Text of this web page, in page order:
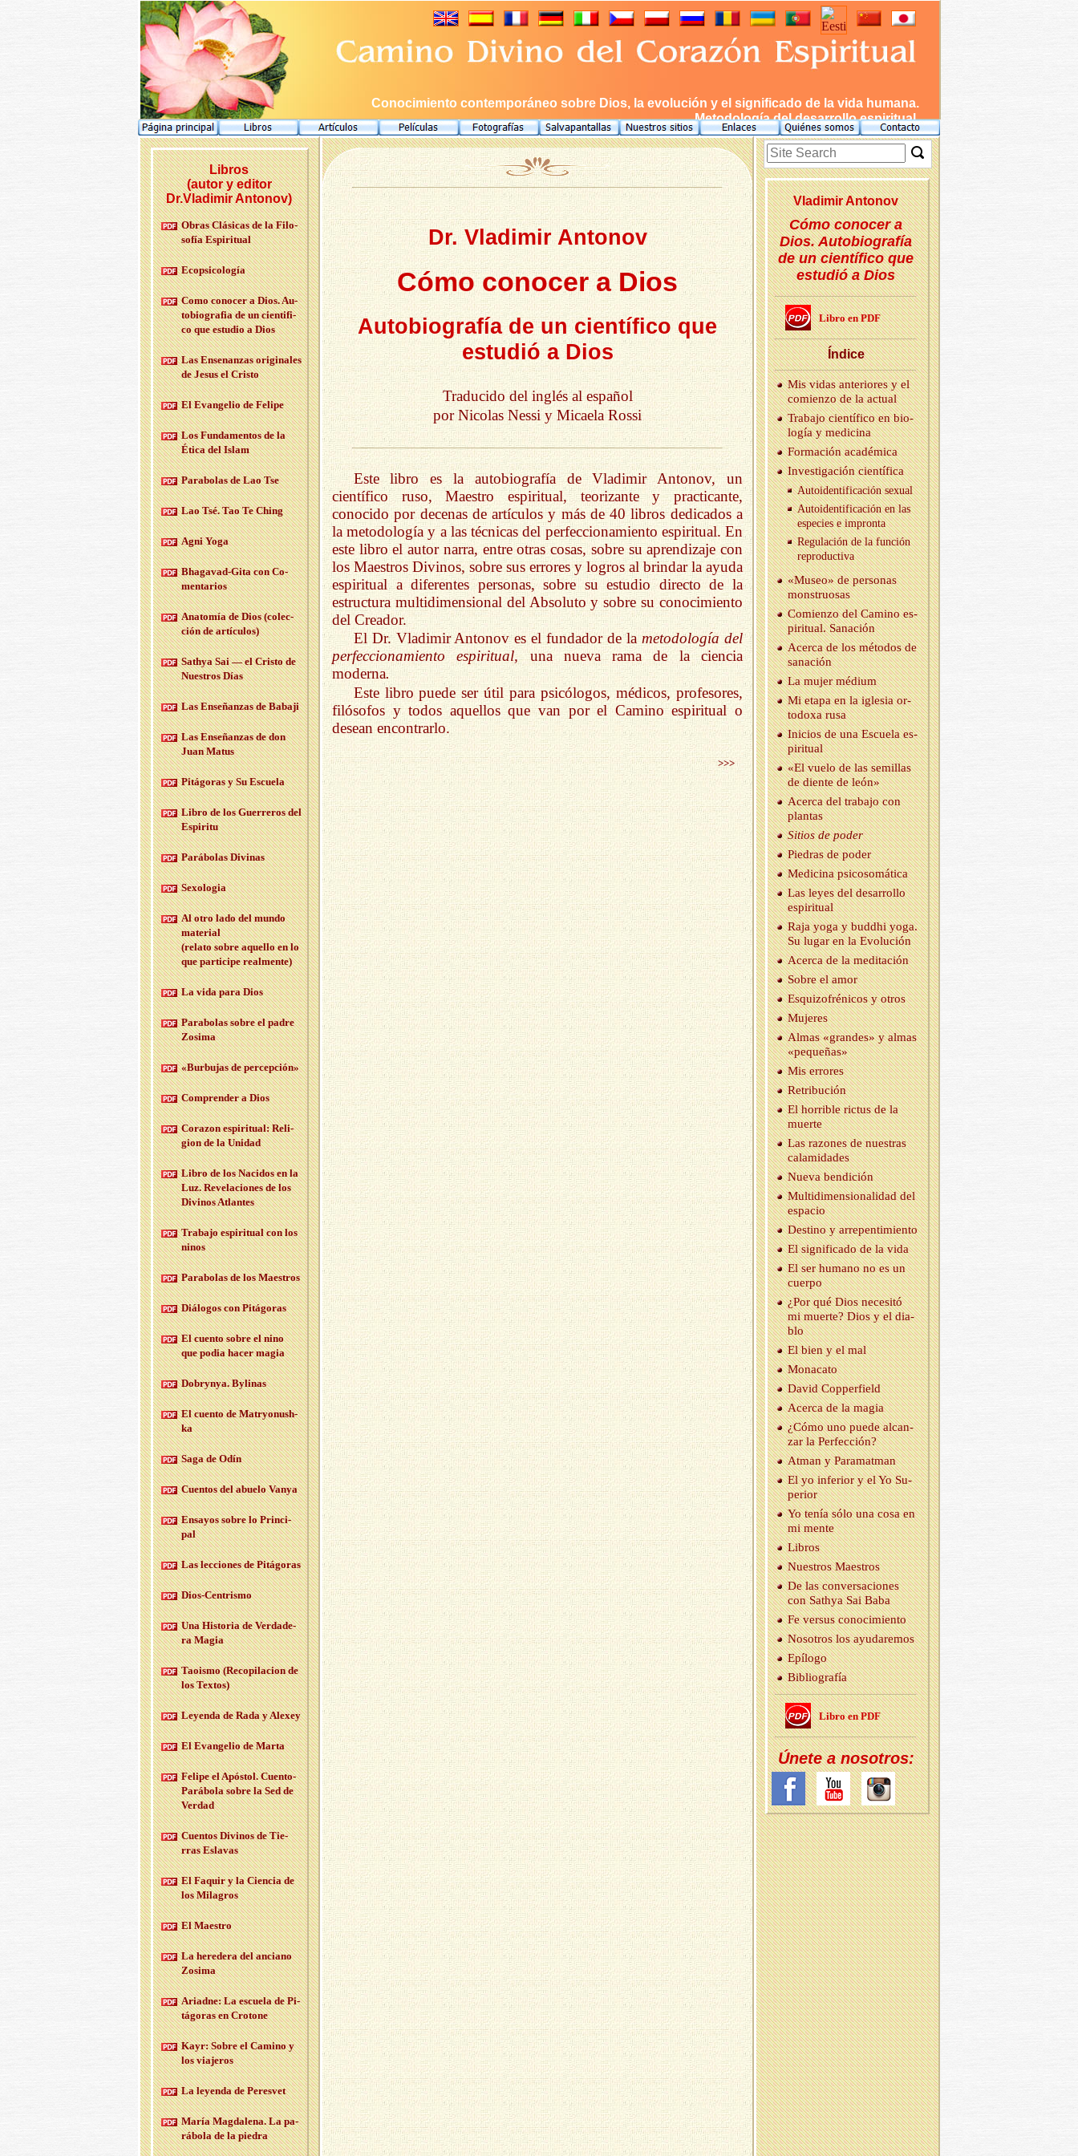
Conocimiento contemporáneo sobre Dios, la evolución y el significado de la vida humana.
Metodología del desarrollo espiritual.
Dr. Vladimir Antonov
Cómo conocer a Dios
Autobiografía de un científico que
estudió a Dios
Traducido del inglés al español
por Nicolas Nessi y Micaela Rossi
Este libro es la autobiografía de Vladimir Antonov, un
científico ruso, Maestro espiritual, teorizante y practicante,
conocido por decenas de artículos y más de 40 libros dedicados a
la metodología y a las técnicas del perfeccionamiento espiritual. En
este libro el autor narra, entre otras cosas, sobre su aprendizaje con
los Maestros Divinos, sobre sus errores y logros al brindar la ayuda
espiritual a diferentes personas, sobre su estudio directo de la
estructura multidimensional del Absoluto y sobre su conocimiento
del Creador.
El Dr. Vladimir Antonov es el fundador de lametodología del
perfeccionamiento espiritual,una nueva rama de la ciencia
moderna.
Este libro puede ser útil para psicólogos, médicos, profesores,
filósofos y todos aquellos que van por el Camino espiritual o
desean encontrarlo.
>>>
Vla­di­mir An­to­nov
Cómo conocer a
Dios. Autobiografía
de un científico que
estudió a Dios
Libro en PDF
Ín­di­ce
Mis vidas an­te­rio­res y el
co­mien­zo de la ac­tual
Tra­ba­jo cien­tí­fi­co en bio­
lo­gía y me­di­ci­na
For­ma­ción aca­dé­mi­ca
In­ves­ti­ga­ción cien­tí­fi­ca
Au­to­iden­ti­fi­ca­ción se­xual
Au­to­iden­ti­fi­ca­ción en las
es­pe­cies e im­pron­ta
Re­gu­la­ción de la fun­ción
re­pro­duc­ti­va
«Museo» de per­so­nas
mons­truo­sas
Co­mien­zo del Ca­mino es­
pi­ri­tual. Sa­na­ción
Acer­ca de los mé­to­dos de
sa­na­ción
La mujer mé­dium
Mi etapa en la igle­sia or­
to­do­xa rusa
Inicios de una Es­cue­la es­
pi­ri­tual
«El vuelo de las se­mi­llas
de dien­te de león»
Acer­ca del tra­ba­jo con
plan­tas
Si­tios de poder
Pie­dras de poder
Me­di­ci­na psi­co­so­má­ti­ca
Las leyes del desa­rro­llo
es­pi­ri­tual
Raja yoga y budd­hi yoga.
Su lugar en la Evo­lu­ción
Acer­ca de la me­di­ta­ción
Sobre el amor
Es­qui­zo­fré­ni­cos y otros
Mu­je­res
Almas «gran­des» y almas
«pe­que­ñas»
Mis erro­res
Re­tri­bu­ción
El ho­rri­ble ric­tus de la
muer­te
Las ra­zo­nes de nues­tras
ca­la­mi­da­des
Nueva ben­di­ción
Mul­ti­di­men­sio­na­li­dad del
es­pa­cio
Des­tino y arre­pen­ti­mien­to
El sig­ni­fi­ca­do de la vida
El ser hu­mano no es un
cuer­po
¿Por qué Dios ne­ce­si­tó
mi muer­te? Dios y el dia­
blo
El bien y el mal
Mo­na­ca­to
David Cop­per­field
Acer­ca de la magia
¿Cómo uno puede al­can­
zar la Per­fec­ción?
Atman y Pa­ra­mat­man
El yo in­fe­rior y el Yo Su­
pe­rior
Yo tenía sólo una cosa en
mi mente
Li­bros
Nues­tros Maes­tros
De las con­ver­sa­cio­nes
con Sath­ya Sai Baba
Fe ver­sus co­no­ci­mien­to
No­so­tros los ayu­da­re­mos
Epí­lo­go
Bi­blio­gra­fía
Libro en PDF
Únete a no­so­tros:
Libros
(autor y editor
Dr.Vladimir Antonov)
Obras Clá­si­cas de la Fi­lo­
so­fía Es­pi­ri­tual
Eco­psi­co­lo­gía
Como co­no­cer a Dios. Au­
to­bio­gra­fia de un cien­ti­fi­
co que es­tu­dio a Dios
Las En­se­nan­zas ori­gi­na­les
de Jesus el Cris­to
El Evan­ge­lio de Fe­li­pe
Los Fun­da­men­tos de la
Ética del Islam
Pa­ra­bo­las de Lao Tse
Lao Tsé. Tao Te Ching
Agni Yoga
Bha­ga­vad-Gi­ta con Co­
men­ta­rios
Anato­mía de Dios (co­lec­
ción de ar­tícu­los)
Sath­ya Sai — el Cris­to de
Nues­tros Días
Las En­se­ñan­zas de Ba­ba­ji
Las En­se­ñan­zas de don
Juan Matus
Pi­tá­go­ras y Su Es­cue­la
Libro de los Gue­rre­ros del
Es­pi­ri­tu
Pa­rá­bo­las Di­vi­nas
Se­xo­lo­gia
Al otro lado del mundo
ma­te­rial
(re­la­to sobre aque­llo en lo
que par­ti­ci­pe real­men­te)
La vida para Dios
Pa­ra­bo­las sobre el padre
Zo­si­ma
«Bur­bu­jas de per­cep­ción»
Com­pren­der a Dios
Co­ra­zon es­pi­ri­tual: Re­li­
gion de la Uni­dad
Libro de los Na­ci­dos en la
Luz. Re­ve­la­cio­nes de los
Di­vi­nos Atlan­tes
Tra­ba­jo es­pi­ri­tual con los
ninos
Pa­ra­bo­las de los Maes­tros
Diá­lo­gos con Pi­tá­go­ras
El cuen­to sobre el nino
que podia hacer magia
Do­bryn­ya. By­li­nas
El cuen­to de Ma­tr­yo­nush­
ka
Saga de Odín
Cuen­tos del abue­lo Vanya
En­sa­yos sobre lo Prin­ci­
pal
Las lec­cio­nes de Pi­tá­go­ras
Dios-Cen­tris­mo
Una His­to­ria de Ver­da­de­
ra Magia
Taois­mo (Re­co­pi­la­cion de
los Tex­tos)
Le­yen­da de Rada y Ale­xey
El Evan­ge­lio de Marta
Fe­li­pe el Após­tol. Cuen­to-
Pa­rá­bo­la sobre la Sed de
Ver­dad
Cuen­tos Di­vi­nos de Tie­
rras Es­la­vas
El Fa­quir y la Cien­cia de
los Mi­la­gros
El Maes­tro
La he­re­de­ra del an­ciano
Zo­si­ma
Ariad­ne: La es­cue­la de Pi­
tá­go­ras en Cro­to­ne
Kayr: Sobre el Ca­mino y
los via­je­ros
La le­yen­da de Pe­res­vet
María Mag­da­le­na. La pa­
rá­bo­la de la pie­dra